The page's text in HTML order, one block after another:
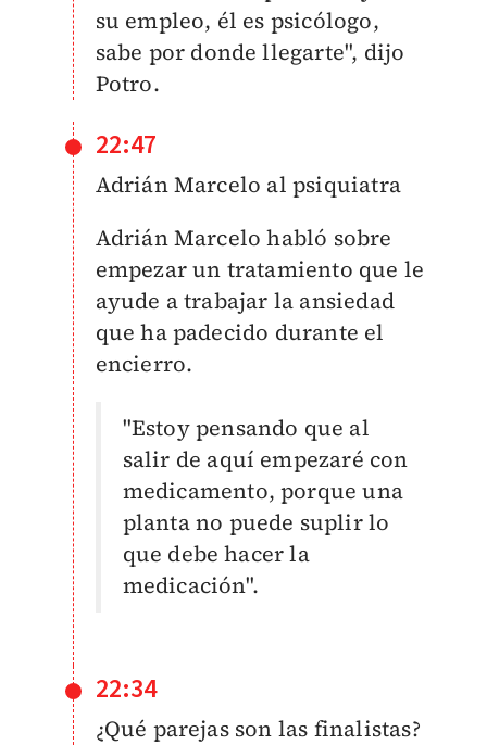
su empleo, él es psicólogo,
sabe por donde llegarte", dijo
Potro.
22:47
Adrián Marcelo al psiquiatra
Adrián Marcelo habló sobre
empezar un tratamiento que le
ayude a trabajar la ansiedad
que ha padecido durante el
encierro.
"Estoy pensando que al
salir de aquí empezaré con
medicamento, porque una
planta no puede suplir lo
que debe hacer la
medicación".
22:34
¿Qué parejas son las finalistas?